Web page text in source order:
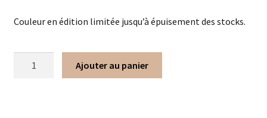
Couleur en édition limitée jusqu’à épuisement des stocks.
Ajouter au panier